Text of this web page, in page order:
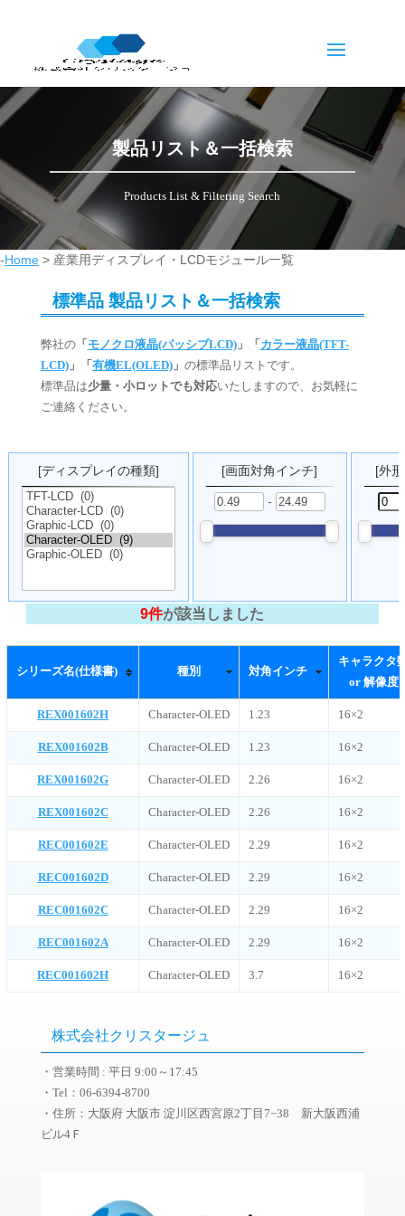
製品リスト＆一括検索
Products List & Filtering Search
-Home > 産業用ディスプレイ・LCDモジュール一覧
標準品 製品リスト＆一括検索
弊社の「 モノクロ液晶(パッシブLCD)」「 カラー液晶(TFT-
LCD)」「 有機EL(OLED)」 の標準品リストです。
標準品は少量・小ロットでも対応いたしますので、お気軽に
ご連絡ください。
[ディスプレイの種類] [画面対角インチ]
-
[外
9件が該当しました
シリーズ名(仕様書) 種別 対角インチ
キャラク
or 解像
REX001602H Character-OLED 1.23 16×2
REX001602B Character-OLED 1.23 16×2
REX001602G Character-OLED 2.26 16×2
REX001602C Character-OLED 2.26 16×2
REC001602E Character-OLED 2.29 16×2
REC001602D Character-OLED 2.29 16×2
REC001602C Character-OLED 2.29 16×2
REC001602A Character-OLED 2.29 16×2
REC001602H Character-OLED 3.7 16×2
株式会社クリスタージュ
・営業時間 : 平日 9:00～17:45
・Tel：06-6394-8700
・住所：大阪府 大阪市 淀川区西宮原2丁目7−38 新大阪西浦
ビル4Ｆ